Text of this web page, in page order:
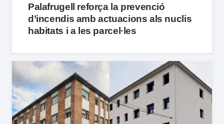
Palafrugell reforça la prevenció
d’incendis amb actuacions als nuclis
habitats i a les parcel·les